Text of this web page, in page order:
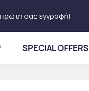
σας εγγραφή!
SPECIAL OFFERS